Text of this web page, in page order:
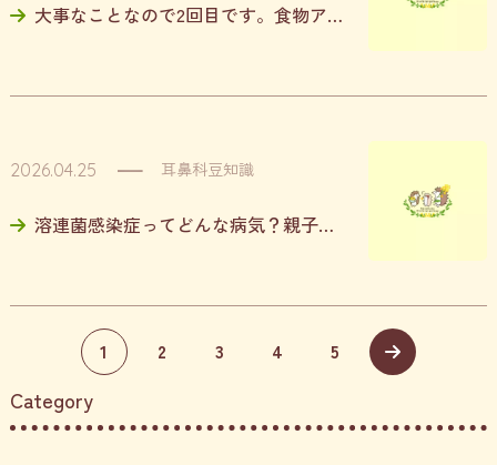
大事なことなので2回目です。食物アレルギーの検査は当院ではできません
2026.04.25 耳鼻科豆知識
溶連菌感染症ってどんな病気？親子で知っておきたい症状と対策まとめ
1 2 3 4 5
Category